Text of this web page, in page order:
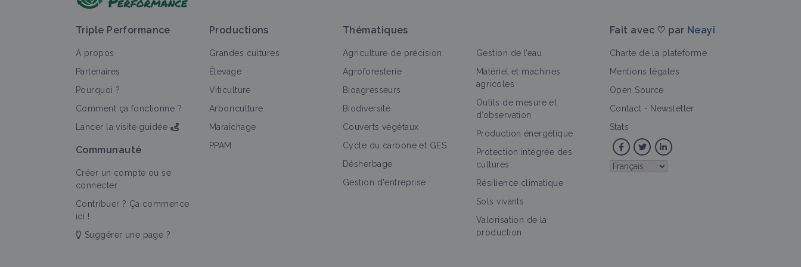
Triple Performance
À propos
Partenaires
Pourquoi ?
Comment ça fonctionne ?
Lancer la visite guidée
Communauté
Créer un compte ou se
connecter
Contribuer ? Ça commence
ici !
Suggérer une page ?
Productions
Grandes cultures
Élevage
Viticulture
Arboriculture
Maraîchage
PPAM
Thématiques
Agriculture de précision
Agroforesterie
Bioagresseurs
Biodiversité
Couverts végétaux
Cycle du carbone et GES
Désherbage
Gestion d'entreprise
Gestion de l’eau
Matériel et machines
agricoles
Outils de mesure et
d’observation
Production énergétique
Protection intégrée des
cultures
Résilience climatique
Sols vivants
Valorisation de la
production
Fait avec ♡ par Neayi
Charte de la plateforme
Mentions légales
Open Source
Contact - Newsletter
Stats